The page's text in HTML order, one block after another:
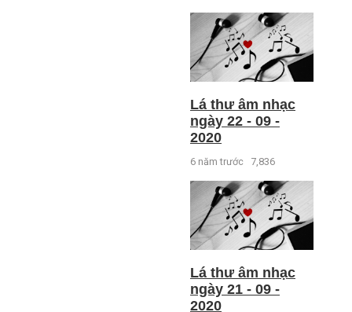
Lá thư âm nhạc
ngày 22 - 09 -
2020
6 năm trước 7,836
Lá thư âm nhạc
ngày 21 - 09 -
2020